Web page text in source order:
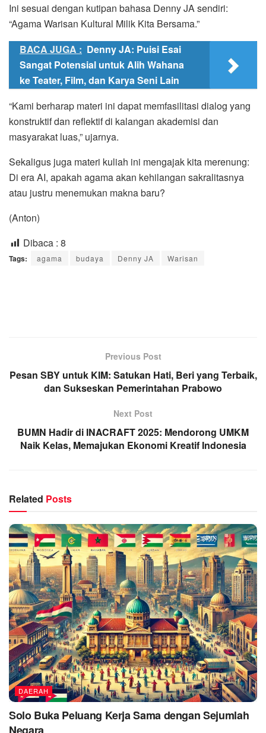
Ini sesuai dengan kutipan bahasa Denny JA sendiri:
“Agama Warisan Kultural Milik Kita Bersama.”
BACA JUGA : Denny JA: Puisi Esai
Sangat Potensial untuk Alih Wahana
ke Teater, Film, dan Karya Seni Lain
“Kami berharap materi ini dapat memfasilitasi dialog yang
konstruktif dan reflektif di kalangan akademisi dan
masyarakat luas,” ujarnya.
Sekaligus juga materi kuliah ini mengajak kita merenung:
Di era AI, apakah agama akan kehilangan sakralitasnya
atau justru menemukan makna baru?
(Anton)
Dibaca : 8
Tags: agama budaya Denny JA Warisan
Previous Post
Pesan SBY untuk KIM: Satukan Hati, Beri yang Terbaik,
dan Sukseskan Pemerintahan Prabowo
Next Post
BUMN Hadir di INACRAFT 2025: Mendorong UMKM
Naik Kelas, Memajukan Ekonomi Kreatif Indonesia
Related Posts
DAERAH
Solo Buka Peluang Kerja Sama dengan Sejumlah
Negara